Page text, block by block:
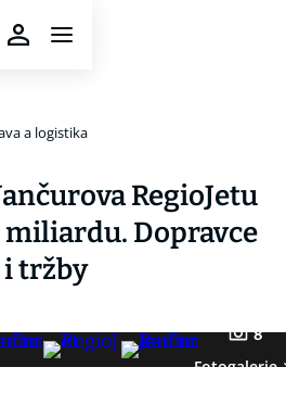
a logistika
RegioJetu
Dopravce
tržby
8
Fotogalerie